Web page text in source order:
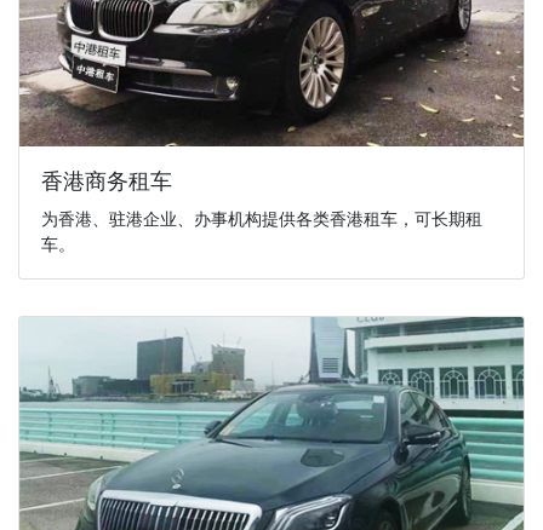
香港商务租车
为香港、驻港企业、办事机构提供各类香港租车，可长期租
车。